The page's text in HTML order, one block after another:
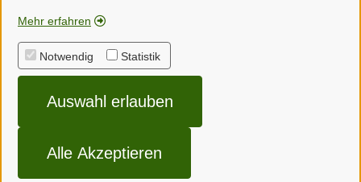
Mehr erfahren
Notwendig Statistik
Auswahl erlauben
Alle Akzeptieren
Alle Rechte vorbehalten
Cookie-Einstellungen